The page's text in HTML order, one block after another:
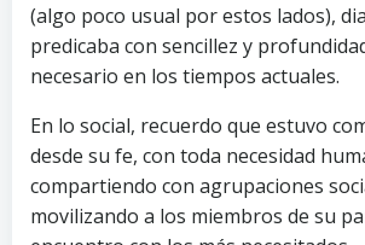
(algo poco usual por estos lados),
predicaba con sencillez y
necesario en los tiempos actuales.
En lo social, recuerdo que estuvo
desde su fe, con toda necesidad
compartiendo con agrupaciones
movilizando a los miembros de su